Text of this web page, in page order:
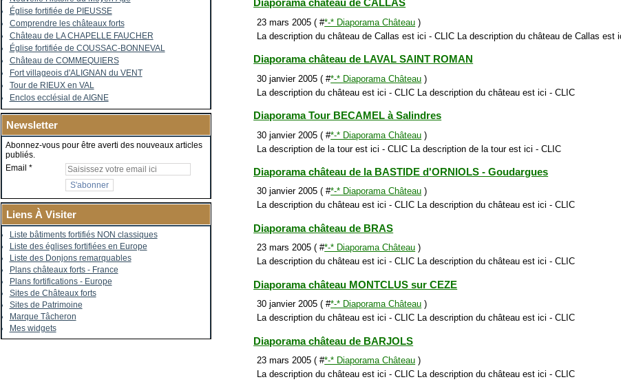
Église fortifiée de PIEUSSE
Comprendre les châteaux forts
Château de LA CHAPELLE FAUCHER
Église fortifiée de COUSSAC-BONNEVAL
Château de COMMEQUIERS
Fort villageois d'ALIGNAN du VENT
Tour de RIEUX en VAL
Enclos ecclésial de AIGNE
Newsletter
Abonnez-vous pour être averti des nouveaux articles
publiés.
Email
Liens À Visiter
Liste bâtiments fortifiés NON classiques
Liste des églises fortifiées en Europe
Liste des Donjons remarquables
Plans châteaux forts - France
Plans fortifications - Europe
Sites de Châteaux forts
Sites de Patrimoine
Marque Tâcheron
Mes widgets
Diaporama château de CALLAS
23 mars 2005 ( #*-* Diaporama Château )
La description du château de Callas est ici - CLIC La description du château de Callas est
Diaporama château de LAVAL SAINT ROMAN
30 janvier 2005 ( #*-* Diaporama Château )
La description du château est ici - CLIC La description du château est ici - CLIC
Diaporama Tour BECAMEL à Salindres
30 janvier 2005 ( #*-* Diaporama Château )
La description de la tour est ici - CLIC La description de la tour est ici - CLIC
Diaporama château de la BASTIDE d'ORNIOLS - Goudargues
30 janvier 2005 ( #*-* Diaporama Château )
La description du château est ici - CLIC La description du château est ici - CLIC
Diaporama château de BRAS
23 mars 2005 ( #*-* Diaporama Château )
La description du château est ici - CLIC La description du château est ici - CLIC
Diaporama château MONTCLUS sur CEZE
30 janvier 2005 ( #*-* Diaporama Château )
La description du château est ici - CLIC La description du château est ici - CLIC
Diaporama château de BARJOLS
23 mars 2005 ( #*-* Diaporama Château )
La description du château est ici - CLIC La description du château est ici - CLIC